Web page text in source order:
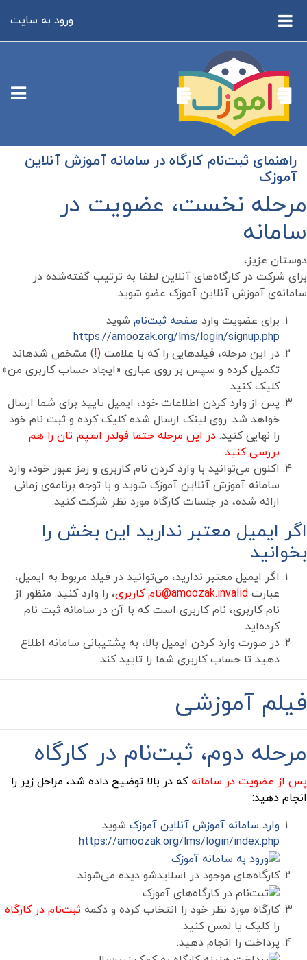
ورود به سایت
راهنمای ثبت‌نام کارگاه در سامانه آموزش آنلاین
آموزک
مرحله نخست، عضویت در
سامانه
دوستان عزیز،
برای شرکت در کارگاه‌های آنلاین لطفا به ترتیب گفته‌شده در
سامانه‌ی آموزش آنلاین آموزک عضو شوید:
برای عضویت وارد صفحه ثبت‌نام شوید
https://amoozak.org/lms/login/signup.php
در این مرحله، فیلدهایی را که با علامت (!
) مشخص شده‎اند
تکمیل کرده و سپس بر روی عباری «ایجاد حساب کاربری من»
کلیک کنید.
پس از وارد کردن اطلاعات خود، ایمیل تایید برای شما ارسال
خواهد شد. روی لینک ارسال شده کلیک کرده و ثبت نام خود
را نهایی کنید. در این مرحله حتما فولدر اسپم تان را هم
بررسی کنید.
اکنون می‌توانید با وارد کردن نام کاربری و رمز عبور خود، وارد
سامانه آموزش آنلاین آموزک شوید و با توجه برنامه‌ی زمانی
ارائه شده، در جلسات کارگاه مورد نظر شرکت کنید.
اگر ایمیل معتبر ندارید این بخش را
بخوانید
اگر ایمیل معتبر ندارید، می‌توانید در فیلد مربوط به ایمیل،
عبارت amoozak.invalid@نام کاربری
، را وارد کنید. منظور از
نام کاربری، نام کاربری است که با آن در سامانه ثبت نام
کرده‌اید.
در صورت وارد کردن ایمیل بالا، به پشتیبانی سامانه اطلاع
دهید تا حساب کاربری شما را تایید کند.
فیلم آموزشی
مرحله دوم، ثبت‌نام در کارگاه
پس از عضویت در سامانهکه در بالا توضیح داده شد، مراحل زیر را
انجام دهید:
وارد سامانه آموزش آنلاین آموزک شوید
https://amoozak.org/lms/login/index.php
کارگاه‌های موجود در اسلایدشو دیده می‌شوند.
کارگاه مورد نظر خود را انتخاب کرده و دکمه ثبت‌نام در کارگاه
را کلیک یا لمس کنید.
پرداخت را انجام دهید.